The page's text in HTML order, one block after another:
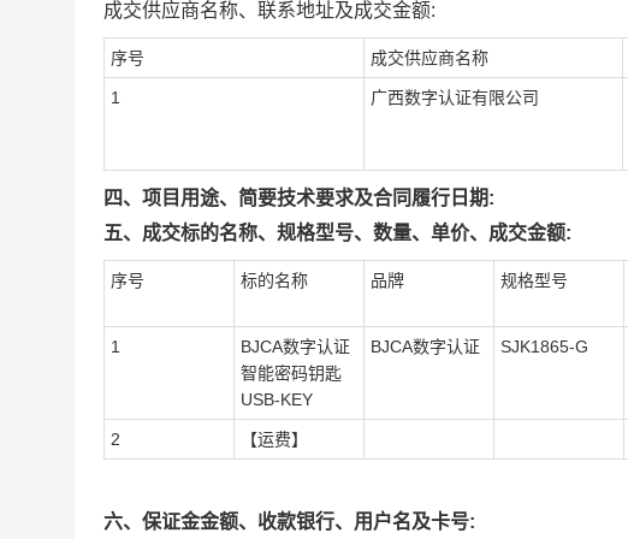
成交供应商名称、联系地址及成交金额:
序号 成交供应商名称
1 广西数字认证有限公司
四、项目用途、简要技术要求及合同履行日期:
五、成交标的名称、规格型号、数量、单价、成交金额:
序号 标的名称 品牌 规格型号
1
BJCA数字认证
智能密码钥匙
USB-KEY
BJCA数字认证 SJK1865-G
2 【运费】
六、保证金金额、收款银行、用户名及卡号: